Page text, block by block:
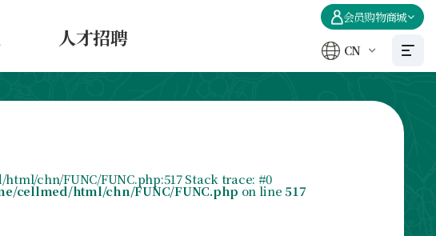
人才招聘
会员购物商城
CN
chn/FUNC/FUNC.php:517 Stack trace: #0
cellmed/html/chn/FUNC/FUNC.php on line517